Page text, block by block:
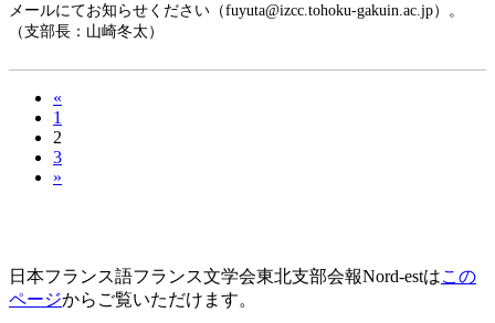
メールにてお知らせください（fuyuta@izcc.tohoku-gakuin.ac.jp）。
（支部長：山崎冬太）
«
1
2
3
»
日本フランス語フランス文学会東北支部会報Nord-estはこの
ページからご覧いただけます。